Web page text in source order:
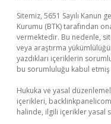
Sitemiz, 5651 Sayılı Kanun
Kurumu (BTK) tarafından
vermektedir. Bu nedenle,
veya araştırma
yazdıkları içeriklerin
bu sorumluluğu kabul etmiş
Hukuka ve yasal
içerikleri,
halinde, ilgili içerikler yasal